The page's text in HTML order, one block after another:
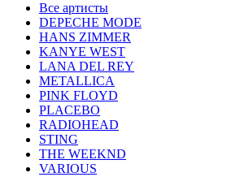
Все артисты
DEPECHE MODE
HANS ZIMMER
KANYE WEST
LANA DEL REY
METALLICA
PINK FLOYD
PLACEBO
RADIOHEAD
STING
THE WEEKND
VARIOUS